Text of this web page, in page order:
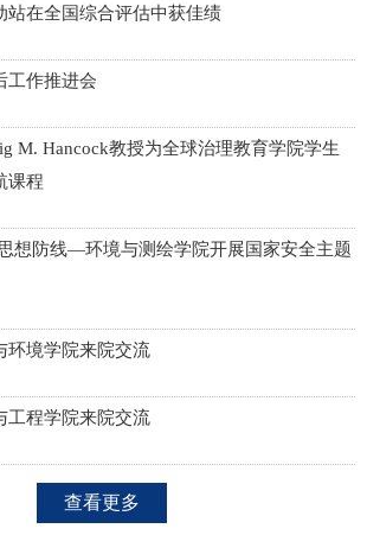
站在全国综合评估中获佳绩
工作推进会
M. Hancock教授为全球治理教育学院学生
课程
想防线—环境与测绘学院开展国家安全主题
环境学院来院交流
工程学院来院交流
查看更多